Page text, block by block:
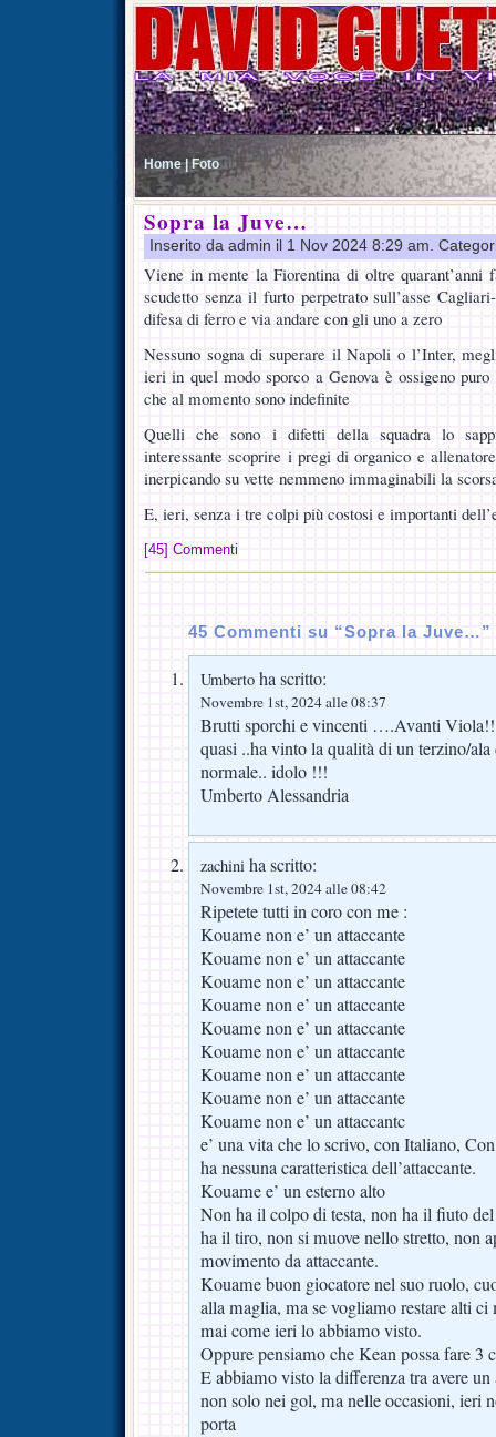
Home | Foto
Sopra la Juve…
Inserito da admin il 1 Nov 2024 8:29 am.
Viene in mente la Fiorentina di oltre quarant’anni
scudetto senza il furto perpetrato sull’asse
difesa di ferro e via andare con gli uno a zero
Nessuno sogna di superare il Napoli o l’Inter,
ieri in quel modo sporco a Genova è ossigeno
che al momento sono indefinite
Quelli che sono i difetti della squadra lo
interessante scoprire i pregi di organico e
inerpicando su vette nemmeno immaginabili la
E, ieri, senza i tre colpi più costosi e importanti
[45] Commenti
45 Commenti su “Sopra la Juve…”
Umberto ha scritto:
Novembre 1st, 2024 alle 08:37
Brutti sporchi e vincenti ….Avanti
quasi ..ha vinto la qualità di un terzino/
normale.. idolo !!!
Umberto Alessandria
zachini ha scritto:
Novembre 1st, 2024 alle 08:42
Ripetete tutti in coro con me :
Kouame non e’ un attaccante
Kouame non e’ un attaccante
Kouame non e’ un attaccante
Kouame non e’ un attaccante
Kouame non e’ un attaccante
Kouame non e’ un attaccante
Kouame non e’ un attaccante
Kouame non e’ un attaccante
Kouame non e’ un attaccantc
e’ una vita che lo scrivo, con Italiano,
ha nessuna caratteristica dell’attaccante.
Kouame e’ un esterno alto
Non ha il colpo di testa, non ha il fiuto
ha il tiro, non si muove nello stretto, non
movimento da attaccante.
Kouame buon giocatore nel suo ruolo,
alla maglia, ma se vogliamo restare alti
mai come ieri lo abbiamo visto.
Oppure pensiamo che Kean possa fare 3
E abbiamo visto la differenza tra avere un
non solo nei gol, ma nelle occasioni, ieri
porta